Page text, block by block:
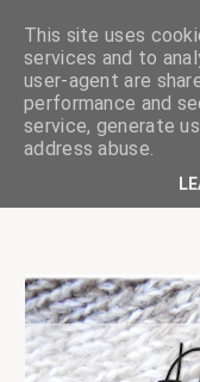
This site uses
services and to
user-agent are
performance and
service, generate
address abuse.